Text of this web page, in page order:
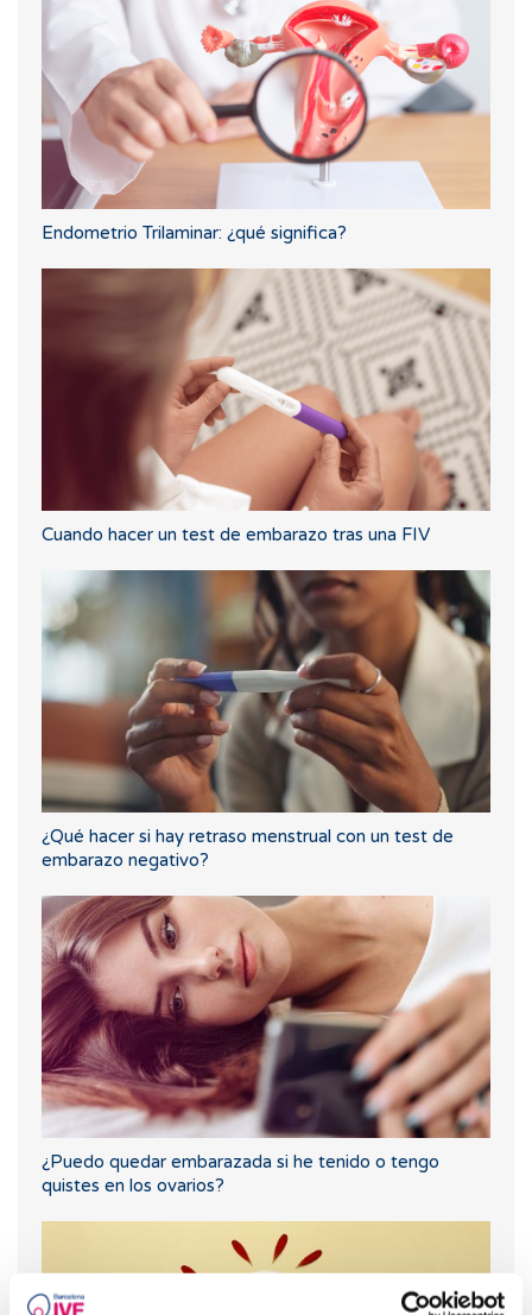
Endometrio Trilaminar: ¿qué significa?
Cuando hacer un test de embarazo tras una FIV
¿Qué hacer si hay retraso menstrual con un test de
embarazo negativo?
¿Puedo quedar embarazada si he tenido o tengo
quistes en los ovarios?